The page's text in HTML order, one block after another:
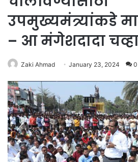
उपमुख्यमंत्र्यांकडे
– आ मंगेशदादा
Zaki Ahmad January 23, 2024 0